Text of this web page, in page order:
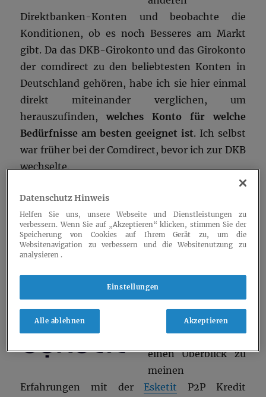
Direktbanken-Konten und beobachte die
Konditionen, ob es noch Besseres am Markt
gibt. Da das DKB-Girokonto und das Girokonto
der comdirect zu den beliebtesten Konten in
Deutschland gehören, habe ich sie hier einmal
direkt miteinander verglichen, um
herauszufinden,welches Konto für welche
Bedürfnisse am besten geeignet ist. Ich selbst
war früher bei der Comdirect, bevor ich zur DKB
wechselte.
„Vergleich DKB vs. Comdirect Girokonto“
weiterlesen
Veröffentlicht
am
2025-12-25 Kategorien
Finanzen Schlagwörter
comdirect,dkb,girokonto
Esketit P2P Kredit
Geldanlage
Dieser Artikel bietet
einen Überblick zu
meinen
Erfahrungen mit derEsketit P2P Kredit
Datenschutz Hinweis
Helfen Sie uns, unsere Webseite und Dienstleistungen zu
verbessern. Wenn Sie auf „Akzeptieren“ klicken, stimmen Sie der
Speicherung von Cookies auf Ihrem Gerät zu, um die
Websitenavigation zu verbessern und die Websitenutzung zu
analysieren .
Einstellungen
Alle ablehnen Akzeptieren